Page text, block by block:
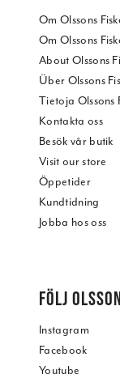
Om Olssons
Om Olssons
About Olssons
Über Olssons
Tietoja Olssons
Kontakta oss
Besök vår butik
Visit our store
Öppetider
Kundtidning
Jobba hos oss
FÖLJ
Instagram
Facebook
Youtube